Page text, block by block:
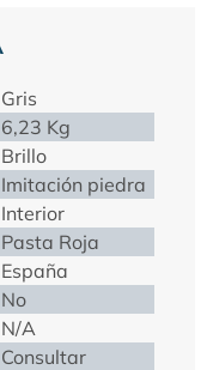
Gris
6,23 Kg
Brillo
Imitación piedra
Interior
Pasta Roja
España
No
N/A
Consultar